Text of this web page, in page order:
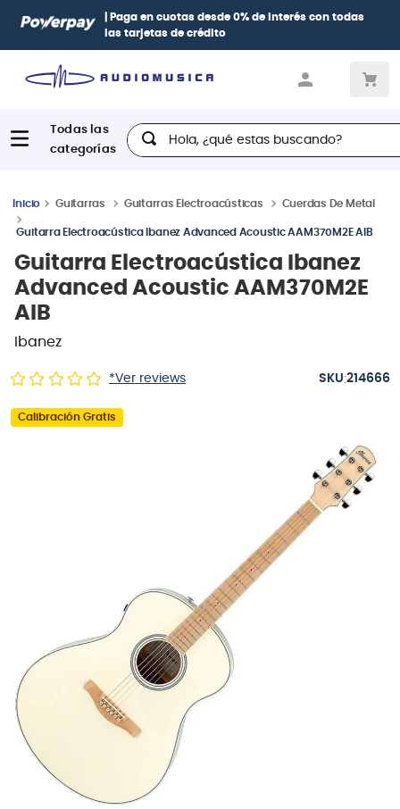
| Paga en cuotas desde 0% de interés con todas
las tarjetas de crédito
Hola, ¿qué estas buscando?
Guitarras Guitarras Electroacústicas Cuerdas De Metal
Guitarra Electroacústica Ibanez Advanced Acoustic AAM370M2E AIB
Guitarra Electroacústica Ibanez
Advanced Acoustic AAM370M2E
AIB
Ibanez
*Ver reviews :214666
Calibración Gratis